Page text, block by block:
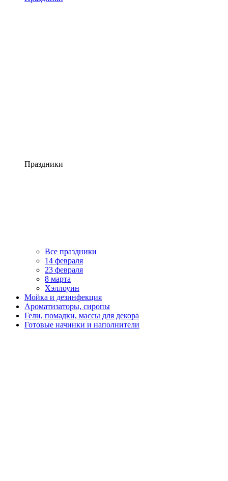
Праздники
Все праздники
14 февраля
23 февраля
8 марта
Хэллоуин
Мойка и дезинфекция
Ароматизаторы, сиропы
Гели, помадки, массы для декора
Готовые начинки и наполнители